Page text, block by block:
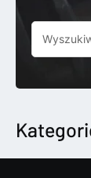
Szukaj